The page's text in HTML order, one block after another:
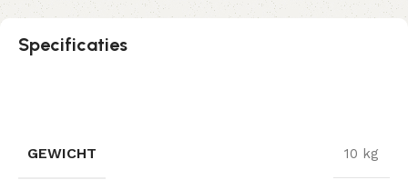
Specificaties
GEWICHT 10 kg